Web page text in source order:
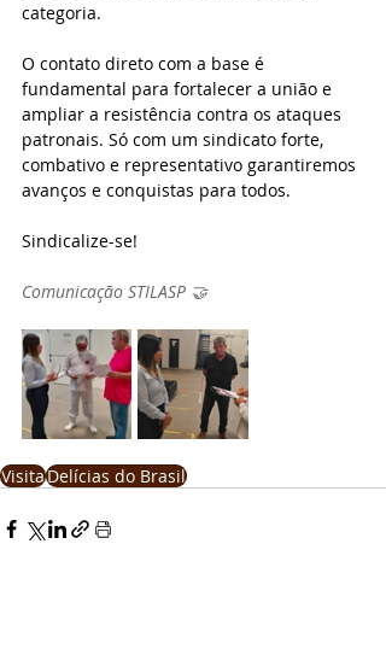
categoria.
O contato direto com a base é
fundamental para fortalecer a união e
ampliar a resistência contra os ataques
patronais. Só com um sindicato forte,
combativo e representativo garantiremos
avanços e conquistas para todos.
Sindicalize-se!
Comunicação STILASP 🤝
VisitaDelícias do Brasil